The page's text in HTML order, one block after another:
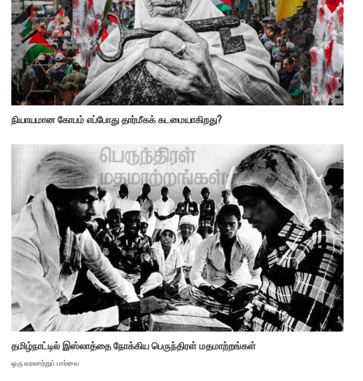
நியாயமான கோபம் எப்போது தார்மீகக் கடமையாகிறது?
தமிழ்நாட்டில் இஸ்லாத்தை நோக்கிய பெருந்திரள் மதமாற்றங்கள்
ஒரு வரலாற்றுப் பார்வை